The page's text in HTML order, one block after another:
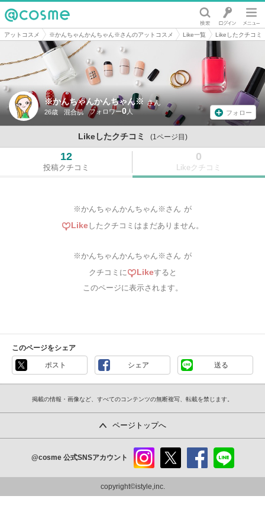
@cosme
アットコスメ ※かんちゃんかんちゃん※さんのアットコスメ Like一覧 Likeしたクチコミ
※かんちゃんかんちゃん※ さん
26歳 混合肌 0 フォロー
Likeしたクチコミ (1ページ目)
12
投稿クチコミ
0
Likeクチコミ
※かんちゃんかんちゃん※さん が
Like したクチコミはまだありません。
※かんちゃんかんちゃん※さん が
クチコミに
Likeすると
このページに表示されます。
このページをシェア
ポスト シェア 送る
掲載の情報・画像など、すべてのコンテンツの無断複写、転載を禁じます。
ページトップへ
@cosme 公式SNSアカウント
ram
copyright©istyle,inc.